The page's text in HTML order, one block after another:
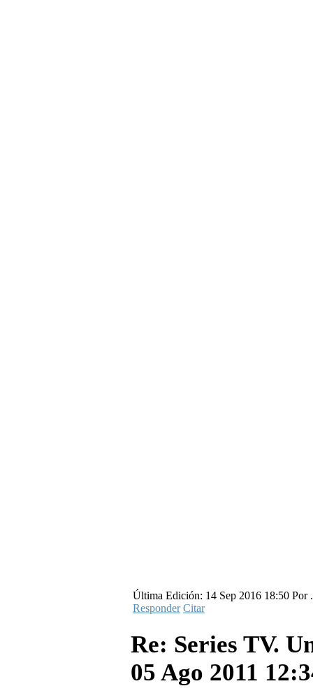
Última Edición: 14 Sep 2016 18:50 Por .
Responder Citar
Re: Series TV.
05 Ago 2011